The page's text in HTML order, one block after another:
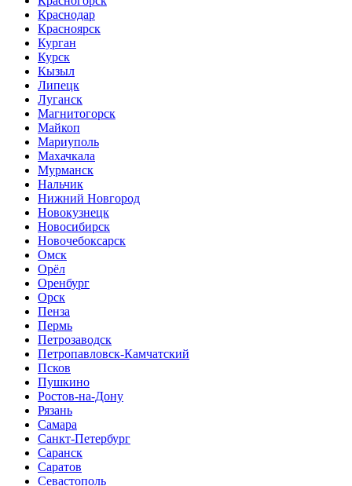
Краснодар
Красноярск
Курган
Курск
Кызыл
Липецк
Луганск
Магнитогорск
Майкоп
Мариуполь
Махачкала
Мурманск
Нальчик
Нижний Новгород
Новокузнецк
Новосибирск
Новочебоксарск
Омск
Орёл
Оренбург
Орск
Пенза
Пермь
Петрозаводск
Петропавловск-Камчатский
Псков
Пушкино
Ростов-на-Дону
Рязань
Самара
Санкт-Петербург
Саранск
Саратов
Севастополь